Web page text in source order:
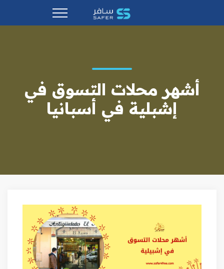
أشهر محلات التسوق في
إشبلية في أسبانيا